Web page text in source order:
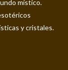
místico.
y cristales.